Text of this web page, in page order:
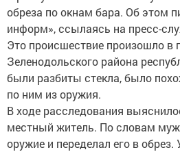
обреза по окнам бара. Об этом
информ», ссылаясь на пресс-
Это происшествие произошло в
Зеленодольского района
были разбиты стекла, было
по ним из оружия.
В ходе расследования
местный житель. По словам
оружие и переделал его в